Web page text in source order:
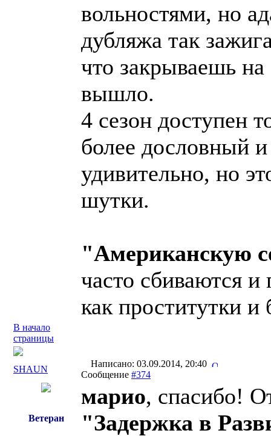
вольностями, но
дубляжа так
что закрываешь
вышло.
4 сезон доступен
более дословный
удивительно, но
шутки.
"Американскую
часто сбиваются
как проститутки
В начало
страницы
SHAUN
Написано: 03.09.2014, 20:40
Сообщение #374
Ветеран
марио, спасибо!
"Задержка в